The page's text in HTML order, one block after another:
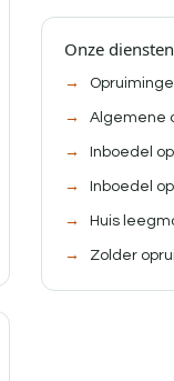
Onze diensten
Algemene
Inboedel
Inboedel
Huis
Zolder